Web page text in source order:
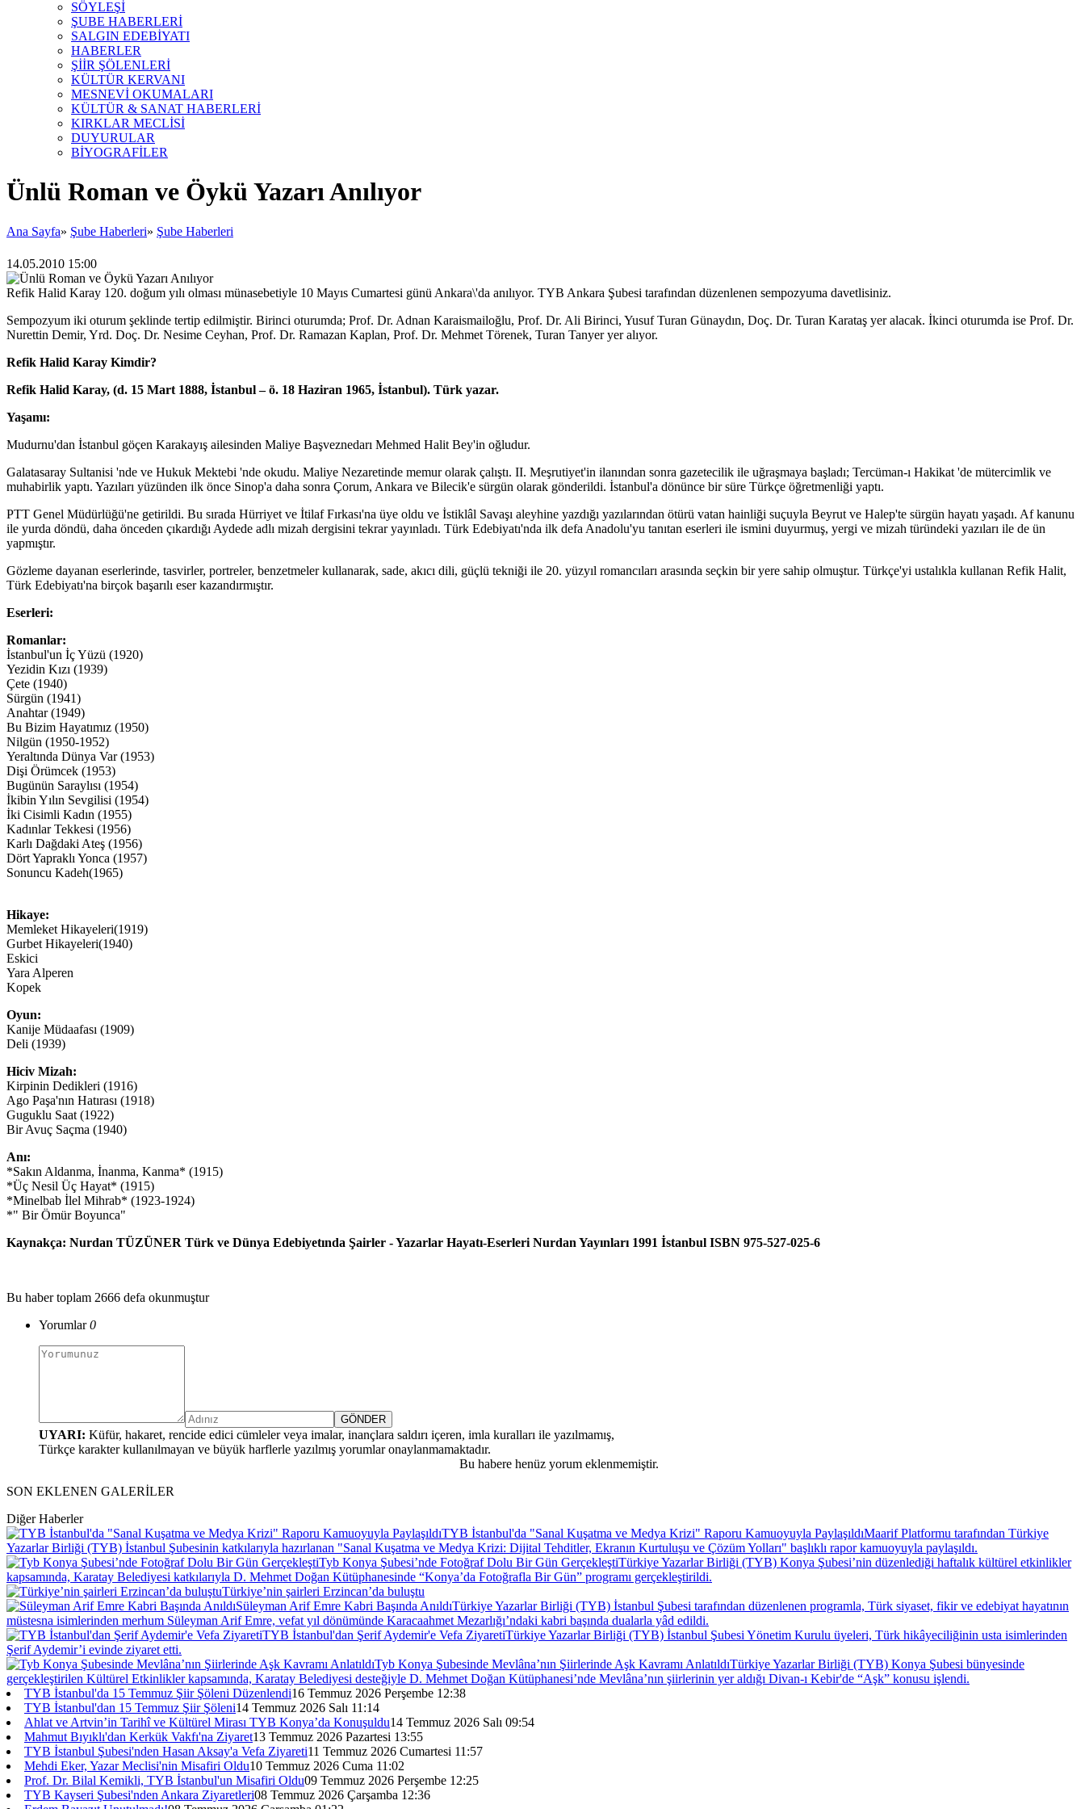
SÖYLEŞİ
ŞUBE HABERLERİ
SALGIN EDEBİYATI
HABERLER
ŞİİR ŞÖLENLERİ
KÜLTÜR KERVANI
MESNEVİ OKUMALARI
KÜLTÜR & SANAT HABERLERİ
KIRKLAR MECLİSİ
DUYURULAR
BİYOGRAFİLER
Ünlü Roman ve Öykü Yazarı Anılıyor
Ana Sayfa» Şube Haberleri» Şube Haberleri
14.05.2010 15:00
Refik Halid Karay 120. doğum yılı olması münasebetiyle 10 Mayıs Cumartesi günü Ankara\'da anılıyor. TYB Ankara Şubesi tarafından düzenlenen sempozyuma davetlisiniz.
Sempozyum iki oturum şeklinde tertip edilmiştir. Birinci oturumda; Prof. Dr. Adnan Karaismailoğlu, Prof. Dr. Ali Birinci, Yusuf Turan Günaydın, Doç. Dr. Turan Karataş yer alacak. İkinci oturumda ise Prof. Dr.
Nurettin Demir, Yrd. Doç. Dr. Nesime Ceyhan, Prof. Dr. Ramazan Kaplan, Prof. Dr. Mehmet Törenek, Turan Tanyer yer alıyor.
Refik Halid Karay Kimdir?
Refik Halid Karay, (d. 15 Mart 1888, İstanbul – ö. 18 Haziran 1965, İstanbul). Türk yazar.
Yaşamı:
Mudurnu'dan İstanbul göçen Karakayış ailesinden Maliye Başveznedarı Mehmed Halit Bey'in oğludur.
Galatasaray Sultanisi 'nde ve Hukuk Mektebi 'nde okudu. Maliye Nezaretinde memur olarak çalıştı. II. Meşrutiyet'in ilanından sonra gazetecilik ile uğraşmaya başladı; Tercüman-ı Hakikat 'de mütercimlik ve
muhabirlik yaptı. Yazıları yüzünden ilk önce Sinop'a daha sonra Çorum, Ankara ve Bilecik'e sürgün olarak gönderildi. İstanbul'a dönünce bir süre Türkçe öğretmenliği yaptı.
PTT Genel Müdürlüğü'ne getirildi. Bu sırada Hürriyet ve İtilaf Fırkası'na üye oldu ve İstiklâl Savaşı aleyhine yazdığı yazılarından ötürü vatan hainliği suçuyla Beyrut ve Halep'te sürgün hayatı yaşadı. Af kanunu
ile yurda döndü, daha önceden çıkardığı Aydede adlı mizah dergisini tekrar yayınladı. Türk Edebiyatı'nda ilk defa Anadolu'yu tanıtan eserleri ile ismini duyurmuş, yergi ve mizah türündeki yazıları ile de ün
yapmıştır.
Gözleme dayanan eserlerinde, tasvirler, portreler, benzetmeler kullanarak, sade, akıcı dili, güçlü tekniği ile 20. yüzyıl romancıları arasında seçkin bir yere sahip olmuştur. Türkçe'yi ustalıkla kullanan Refik Halit,
Türk Edebiyatı'na birçok başarılı eser kazandırmıştır.
Eserleri:
Romanlar:
İstanbul'un İç Yüzü (1920)
Yezidin Kızı (1939)
Çete (1940)
Sürgün (1941)
Anahtar (1949)
Bu Bizim Hayatımız (1950)
Nilgün (1950-1952)
Yeraltında Dünya Var (1953)
Dişi Örümcek (1953)
Bugünün Saraylısı (1954)
İkibin Yılın Sevgilisi (1954)
İki Cisimli Kadın (1955)
Kadınlar Tekkesi (1956)
Karlı Dağdaki Ateş (1956)
Dört Yapraklı Yonca (1957)
Sonuncu Kadeh(1965)
Hikaye:
Memleket Hikayeleri(1919)
Gurbet Hikayeleri(1940)
Eskici
Yara Alperen
Kopek
Oyun:
Kanije Müdaafası (1909)
Deli (1939)
Hiciv Mizah:
Kirpinin Dedikleri (1916)
Ago Paşa'nın Hatırası (1918)
Guguklu Saat (1922)
Bir Avuç Saçma (1940)
Anı:
*Sakın Aldanma, İnanma, Kanma* (1915)
*Üç Nesil Üç Hayat* (1915)
*Minelbab İlel Mihrab* (1923-1924)
*" Bir Ömür Boyunca"
Kaynakça: Nurdan TÜZÜNER Türk ve Dünya Edebiyetında Şairler - Yazarlar Hayatı-Eserleri Nurdan Yayınları 1991 İstanbul ISBN 975-527-025-6
Bu haber toplam 2666 defa okunmuştur
Yorumlar0
UYARI: Küfür, hakaret, rencide edici cümleler veya imalar, inançlara saldırı içeren, imla kuralları ile yazılmamış,
Türkçe karakter kullanılmayan ve büyük harflerle yazılmış yorumlar onaylanmamaktadır.
Bu habere henüz yorum eklenmemiştir.
SON EKLENEN GALERİLER
Diğer Haberler
TYB İstanbul'da "Sanal Kuşatma ve Medya Krizi" Raporu Kamuoyuyla PaylaşıldıMaarif Platformu tarafından Türkiye
Yazarlar Birliği (TYB) İstanbul Şubesinin katkılarıyla hazırlanan "Sanal Kuşatma ve Medya Krizi: Dijital Tehditler, Ekranın Kurtuluşu ve Çözüm Yolları" başlıklı rapor kamuoyuyla paylaşıldı.
Tyb Konya Şubesi’nde Fotoğraf Dolu Bir Gün GerçekleştiTürkiye Yazarlar Birliği (TYB) Konya Şubesi’nin düzenlediği haftalık kültürel etkinlikler
kapsamında, Karatay Belediyesi katkılarıyla D. Mehmet Doğan Kütüphanesinde “Konya’da Fotoğrafla Bir Gün” programı gerçekleştirildi.
Türkiye’nin şairleri Erzincan’da buluştu
Süleyman Arif Emre Kabri Başında AnıldıTürkiye Yazarlar Birliği (TYB) İstanbul Şubesi tarafından düzenlenen programla, Türk siyaset, fikir ve edebiyat hayatının
müstesna isimlerinden merhum Süleyman Arif Emre, vefat yıl dönümünde Karacaahmet Mezarlığı’ndaki kabri başında dualarla yâd edildi.
TYB İstanbul'dan Şerif Aydemir'e Vefa ZiyaretiTürkiye Yazarlar Birliği (TYB) İstanbul Şubesi Yönetim Kurulu üyeleri, Türk hikâyeciliğinin usta isimlerinden
Şerif Aydemir’i evinde ziyaret etti.
Tyb Konya Şubesinde Mevlâna’nın Şiirlerinde Aşk Kavramı AnlatıldıTürkiye Yazarlar Birliği (TYB) Konya Şubesi bünyesinde
gerçekleştirilen Kültürel Etkinlikler kapsamında, Karatay Belediyesi desteğiyle D. Mehmet Doğan Kütüphanesi’nde Mevlâna’nın şiirlerinin yer aldığı Divan-ı Kebir'de “Aşk” konusu işlendi.
TYB İstanbul'da 15 Temmuz Şiir Şöleni Düzenlendi16 Temmuz 2026 Perşembe 12:38
TYB İstanbul'dan 15 Temmuz Şiir Şöleni14 Temmuz 2026 Salı 11:14
Ahlat ve Artvin’in Tarihî ve Kültürel Mirası TYB Konya’da Konuşuldu14 Temmuz 2026 Salı 09:54
Mahmut Bıyıklı'dan Kerkük Vakfı'na Ziyaret13 Temmuz 2026 Pazartesi 13:55
TYB İstanbul Şubesi'nden Hasan Aksay'a Vefa Ziyareti11 Temmuz 2026 Cumartesi 11:57
Mehdi Eker, Yazar Meclisi'nin Misafiri Oldu10 Temmuz 2026 Cuma 11:02
Prof. Dr. Bilal Kemikli, TYB İstanbul'un Misafiri Oldu09 Temmuz 2026 Perşembe 12:25
TYB Kayseri Şubesi'nden Ankara Ziyaretleri08 Temmuz 2026 Çarşamba 12:36